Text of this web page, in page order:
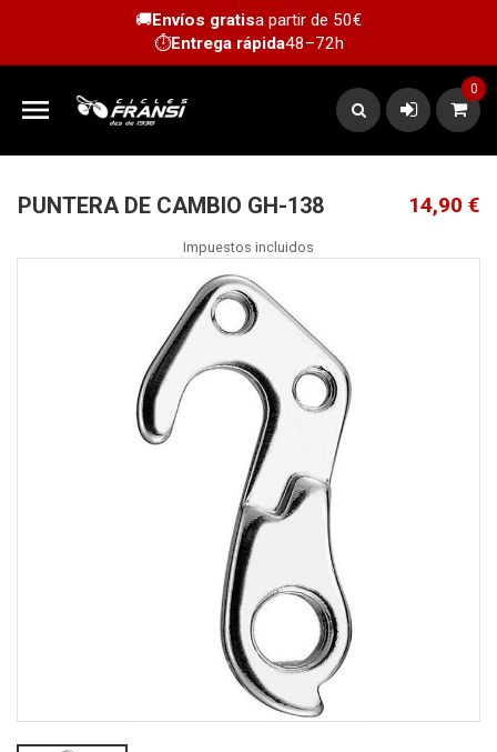
🚚Envíos gratisa partir de 50€
⏱️Entrega rápida48–72h

0
PUNTERA DE CAMBIO GH-138 14,90 €
Impuestos incluidos